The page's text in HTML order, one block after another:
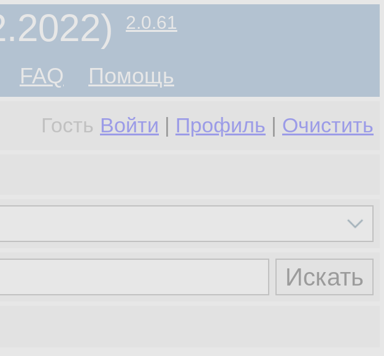
2.0.61
FAQ Помощь
Гость Войти | Профиль | Очистить